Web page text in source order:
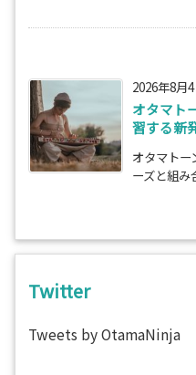
2026年8月
オタマト
習する新
オタマトー
ーズと組み
Twitter
Tweets by OtamaNinja